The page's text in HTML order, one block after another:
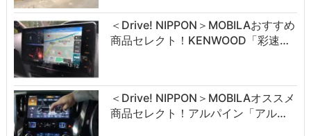
＜Drive! NIPPON＞MOBILAおすすめ
商品セレクト！KENWOOD「彩速…
＜Drive! NIPPON＞MOBILAオススメ
商品セレクト！アルパイン「アル…